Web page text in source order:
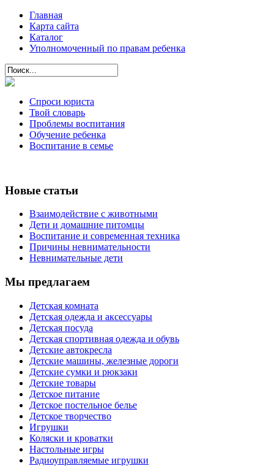
Главная
Карта сайта
Каталог
Уполномоченный по правам ребенка
Спроси юриста
Твой словарь
Проблемы воспитания
Обучение ребенка
Воспитание в семье
Новые статьи
Взаимодействие с животными
Дети и домашние питомцы
Воспитание и современная техника
Причины невнимательности
Невнимательные дети
Мы предлагаем
Детская комната
Детская одежда и аксессуары
Детская посуда
Детская спортивная одежда и обувь
Детские автокресла
Детские машины, железные дороги
Детские сумки и рюкзаки
Детские товары
Детское питание
Детское постельное белье
Детское творчество
Игрушки
Коляски и кроватки
Настольные игры
Радиоуправляемые игрушки